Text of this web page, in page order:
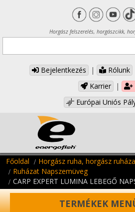
Horgász felszerelés, horgászcikk,
Bejelentkezés | Rólunk
Karrier
|
Európai Uniós
Főoldal
Horgász ruha, horgász
Ruházat Napszemüveg
CARP EXPERT LUMINA LEBEGŐ
TERMÉKEK